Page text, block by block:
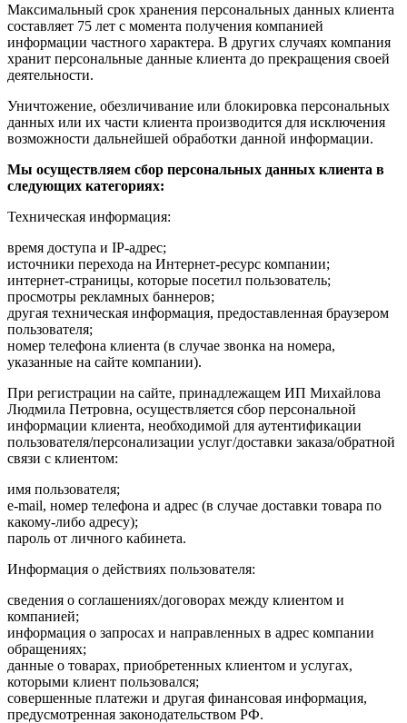
Максимальный срок хранения персональных данных клиента
составляет 75 лет с момента получения компанией
информации частного характера. В других случаях компания
хранит персональные данные клиента до прекращения своей
деятельности.
Уничтожение, обезличивание или блокировка персональных
данных или их части клиента производится для исключения
возможности дальнейшей обработки данной информации.
Мы осуществляем сбор персональных данных клиента в
следующих категориях:
Техническая информация:
время доступа и IP-адрес;
источники перехода на Интернет-ресурс компании;
интернет-страницы, которые посетил пользователь;
просмотры рекламных баннеров;
другая техническая информация, предоставленная браузером
пользователя;
номер телефона клиента (в случае звонка на номера,
указанные на сайте компании).
При регистрации на сайте, принадлежащем ИП Михайлова
Людмила Петровна, осуществляется сбор персональной
информации клиента, необходимой для аутентификации
пользователя/персонализации услуг/доставки заказа/обратной
связи с клиентом:
имя пользователя;
e-mail, номер телефона и адрес (в случае доставки товара по
какому-либо адресу);
пароль от личного кабинета.
Информация о действиях пользователя:
сведения о соглашениях/договорах между клиентом и
компанией;
информация о запросах и направленных в адрес компании
обращениях;
данные о товарах, приобретенных клиентом и услугах,
которыми клиент пользовался;
совершенные платежи и другая финансовая информация,
предусмотренная законодательством РФ.